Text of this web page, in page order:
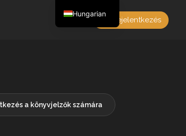
Bejelentkezés
a könyvjelzők számára
Hungarian
English
French